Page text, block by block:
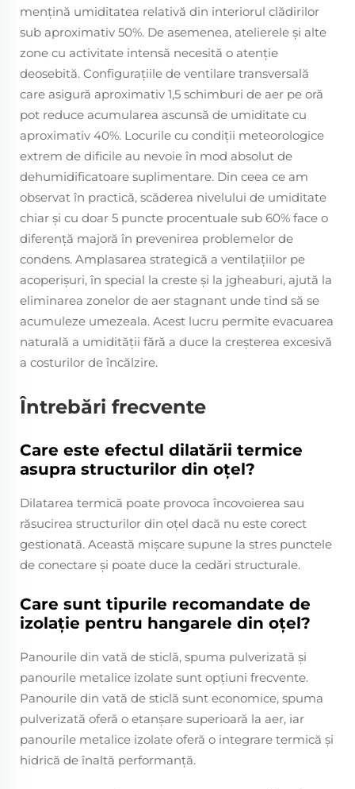
mențină umiditatea relativă din interiorul clădirilor
sub aproximativ 50%. De asemenea, atelierele și alte
zone cu activitate intensă necesită o atenție
deosebită. Configurațiile de ventilare transversală
care asigură aproximativ 1,5 schimburi de aer pe oră
pot reduce acumularea ascunsă de umiditate cu
aproximativ 40%. Locurile cu condiții meteorologice
extrem de dificile au nevoie în mod absolut de
dehumidificatoare suplimentare. Din ceea ce am
observat în practică, scăderea nivelului de umiditate
chiar și cu doar 5 puncte procentuale sub 60% face o
diferență majoră în prevenirea problemelor de
condens. Amplasarea strategică a ventilațiilor pe
acoperișuri, în special la creste și la jgheaburi, ajută la
eliminarea zonelor de aer stagnant unde tind să se
acumuleze umezeala. Acest lucru permite evacuarea
naturală a umidității fără a duce la creșterea excesivă
a costurilor de încălzire.
Întrebări frecvente
Care este efectul dilatării termice
asupra structurilor din oțel?
Dilatarea termică poate provoca încovoierea sau
răsucirea structurilor din oțel dacă nu este corect
gestionată. Această mișcare supune la stres punctele
de conectare și poate duce la cedări structurale.
Care sunt tipurile recomandate de
izolație pentru hangarele din oțel?
Panourile din vată de sticlă, spuma pulverizată și
panourile metalice izolate sunt opțiuni frecvente.
Panourile din vată de sticlă sunt economice, spuma
pulverizată oferă o etanșare superioară la aer, iar
panourile metalice izolate oferă o integrare termică și
hidrică de înaltă performanță.